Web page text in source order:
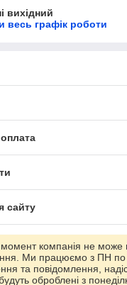
з високими
обладнання(шафи,
та морозильних
та техніки
прорахуємо потрібну
Вашого бізнесу.
вихідний
весь графік роботи
сайту
на маркетплейсі
компанія не може
Ми працюємо з ПН по
та повідомлення,
оброблені з